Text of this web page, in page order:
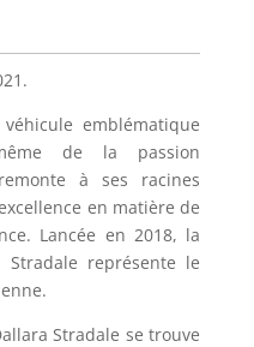
emblématique
de la passion
à ses racines
en matière de
Lancée en 2018, la
représente le
Stradale se trouve